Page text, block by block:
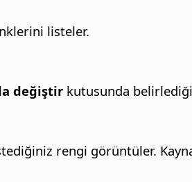
listeler.
değiştir kutusunda
rengi görüntüler.